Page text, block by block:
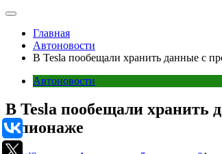
Главная
Автоновости
В Tesla пообещали хранить данные с
Автоновости
В Tesla пообещали хранить
шпионаже